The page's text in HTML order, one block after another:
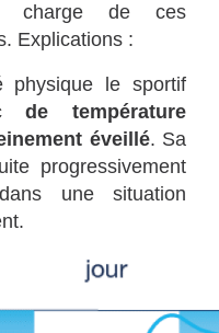
charge de ces
Explications :
physique le sportif
température
éveillé. Sa
progressivement
une situation